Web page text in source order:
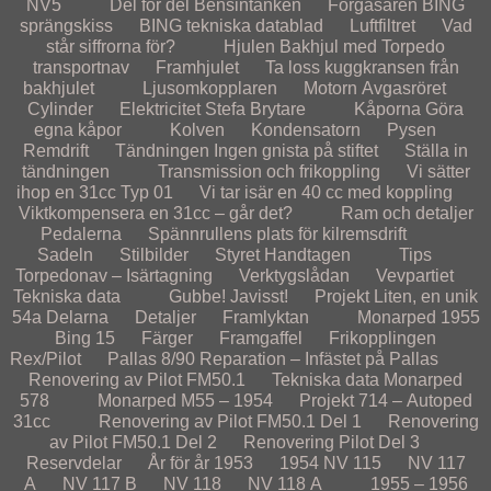
NV5
Del för del Bensintanken Förgasaren BING
sprängskiss
BING tekniska datablad Luftfiltret
Vad
står siffrorna för?
Hjulen Bakhjul med Torpedo
transportnav
Framhjulet
Ta loss kuggkransen från
bakhjulet
Ljusomkopplaren Motorn Avgasröret
Cylinder
Elektricitet Stefa Brytare Kåporna Göra
egna kåpor
Kolven Kondensatorn
Pysen
Remdrift
Tändningen Ingen gnista på stiftet
Ställa in
tändningen
Transmission och frikoppling
Vi sätter
ihop en 31cc Typ 01
Vi tar isär en 40 cc med koppling
Viktkompensera en 31cc – går det?
Ram och detaljer
Pedalerna
Spännrullens plats för kilremsdrift
Sadeln
Stilbilder Styret Handtagen
Tips
Torpedonav – Isärtagning
Verktygslådan
Vevpartiet
Tekniska data
Gubbe! Javisst! Projekt Liten, en unik
54a Delarna Detaljer Framlyktan
Monarped 1955
Bing 15
Färger Framgaffel
Frikopplingen
Rex/Pilot
Pallas 8/90 Reparation – Infästet på Pallas
Renovering av Pilot FM50.1
Tekniska data Monarped
578
Monarped M55 – 1954
Projekt 714 – Autoped
31cc
Renovering av Pilot FM50.1 Del 1
Renovering
av Pilot FM50.1 Del 2
Renovering Pilot Del 3
Reservdelar
År för år 1953 1954 NV 115
NV 117
A
NV 117 B NV 118 NV 118 A 1955 – 1956